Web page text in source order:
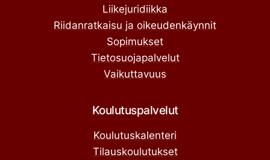
Liikejuridiikka
Riidanratkaisu ja oikeudenkäynnit
Sopimukset
Tietosuojapalvelut
Vaikuttavuus
Koulutuspalvelut
Koulutuskalenteri
Tilauskoulutukset